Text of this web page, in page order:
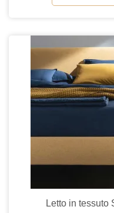
Letto in tessuto